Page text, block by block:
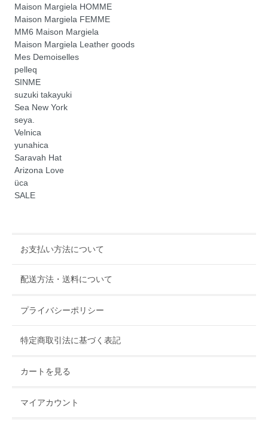
Maison Margiela HOMME
Maison Margiela FEMME
MM6 Maison Margiela
Maison Margiela Leather goods
Mes Demoiselles
pelleq
SINME
suzuki takayuki
Sea New York
seya.
Velnica
yunahica
Saravah Hat
Arizona Love
üca
SALE
お支払い方法について
配送方法・送料について
プライバシーポリシー
特定商取引法に基づく表記
カートを見る
マイアカウント